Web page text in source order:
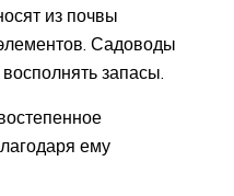
из почвы
Садоводы
запасы.
ему